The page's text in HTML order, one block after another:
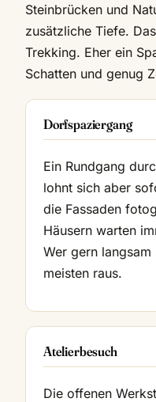
Steinbrücken und
zusätzliche Tiefe.
Trekking. Eher ein
Schatten und genug
Dorfspaziergang
Ein Rundgang
lohnt sich aber
die Fassaden
Häusern warten
Wer gern
meisten raus.
Atelierbesuch
Die offenen